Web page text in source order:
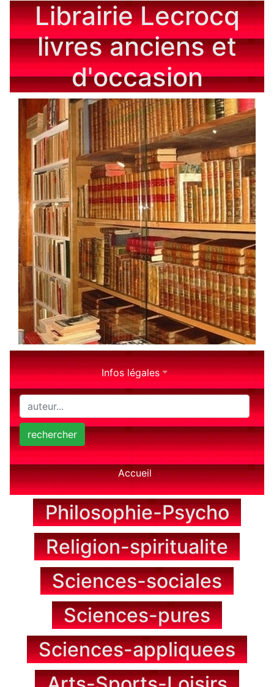
Librairie Lecrocq
livres anciens et
d'occasion
Infos légales
rechercher
Accueil
Philosophie-Psycho
Religion-spiritualite
Sciences-sociales
Sciences-pures
Sciences-appliquees